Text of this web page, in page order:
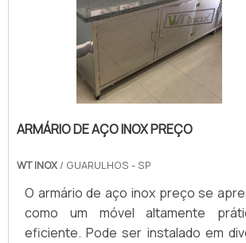
altamente vantajoso, saiba mais a
Facilidade na higienização; Durabil.
ARMÁRIO DE AÇO INOX PREÇO
WT INOX / GUARULHOS - SP
O armário de aço inox preço se
como um móvel altamente
eficiente. Pode ser instalado em